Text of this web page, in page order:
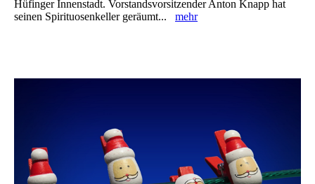
Hüfinger Innenstadt. Vorstandsvorsitzender Anton Knapp hat
seinen ‎Spirituosenkeller geräumt... mehr